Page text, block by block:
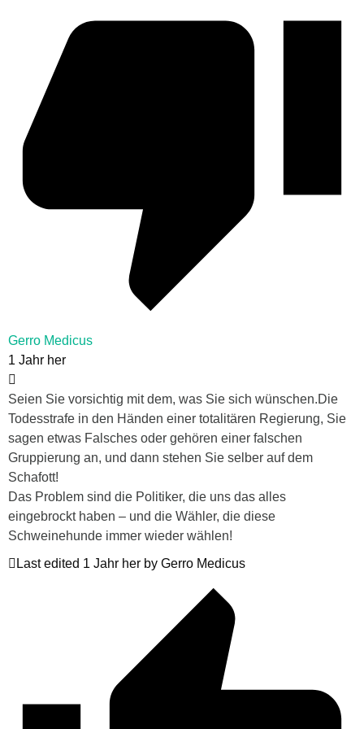
Gerro Medicus
1 Jahr her
Seien Sie vorsichtig mit dem, was Sie sich wünschen.Die
Todesstrafe in den Händen einer totalitären Regierung, Sie
sagen etwas Falsches oder gehören einer falschen
Gruppierung an, und dann stehen Sie selber auf dem
Schafott!
Das Problem sind die Politiker, die uns das alles
eingebrockt haben – und die Wähler, die diese
Schweinehunde immer wieder wählen!
Last edited 1 Jahr her by Gerro Medicus